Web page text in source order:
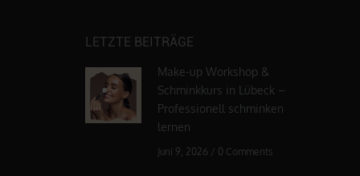
LETZTE BEITRÄGE
Make-up Workshop &
Schminkkurs in Lübeck –
Professionell schminken
lernen
Juni 9, 2026 / 0 Comments